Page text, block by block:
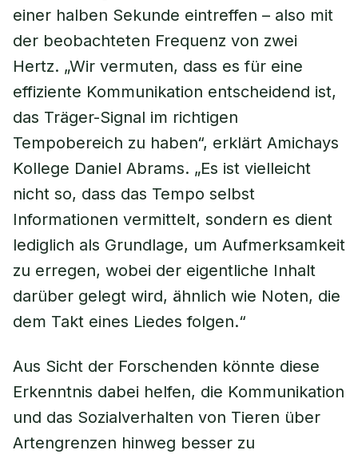
einer halben Sekunde eintreffen – also mit
der beobachteten Frequenz von zwei
Hertz. „Wir vermuten, dass es für eine
effiziente Kommunikation entscheidend ist,
das Träger-Signal im richtigen
Tempobereich zu haben“, erklärt Amichays
Kollege Daniel Abrams. „Es ist vielleicht
nicht so, dass das Tempo selbst
Informationen vermittelt, sondern es dient
lediglich als Grundlage, um Aufmerksamkeit
zu erregen, wobei der eigentliche Inhalt
darüber gelegt wird, ähnlich wie Noten, die
dem Takt eines Liedes folgen.“
Aus Sicht der Forschenden könnte diese
Erkenntnis dabei helfen, die Kommunikation
und das Sozialverhalten von Tieren über
Artengrenzen hinweg besser zu